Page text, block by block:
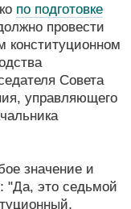
по подготовке
провести
конституционном
Совета
управляющего
значение и
"Да, это седьмой